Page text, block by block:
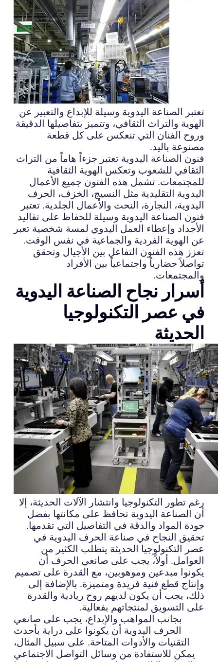
تعتبر الصناعة اليدوية وسيلة للإبداع والتعبير عن
الهوية والتراث الثقافي، وتتميز بتفاصيلها الدقيقة
وروح الفنان التي تنعكس على كل قطعة
مصنوعة باليد.
فنون الصناعة اليدوية تعتبر جزءاً هاماً من التراث
الثقافي للشعوب وتعكس الهوية الثقافية
للمجتمعات. تشمل هذه الفنون جميع الأعمال
اليدوية التقليدية مثل النسيج، الخزف، الحرف
اليدوية، النجارة، النحت والأعمال الجلدية. تعتبر
فنون الصناعة اليدوية وسيلة للحفاظ على تقاليد
الأجداد وإعطاء العمل اليدوي لمسة شخصية تعبر
عن الهوية الفردية والجماعية في نفس الوقت.
تعزز هذه الفنون التفاعل بين الأجيال وتحقق
تواصلاً حضارياً واجتماعياً بين الأفراد
والمجتمعات.
أسرار نجاح الصناعة اليدوية
في عصر التكنولوجيا
الحديثة
رغم تطور التكنولوجيا وانتشار الآلات الحديثة، إلا
أن الصناعة اليدوية تحافظ على مكانتها بفضل
جودة المواد والدقة في التفاصيل التي تقدمها.
تحقيق النجاح في صناعة الحرف اليدوية في
عصر التكنولوجيا الحديثة يتطلب الكثير من
العوامل. أولاً، يجب على صانعي الحرف أن
يكونوا مبدعين وموهوبين، مع القدرة على تصميم
وإنتاج قطع فنية فريدة ومتميزة. بالإضافة إلى
ذلك، يجب أن يكون لديهم روح ريادية والقدرة
على التسويق لمنتجاتهم بفعالية.
بجانب المواهب والإبداع، يجب على صانعي
الحرف اليدوية أن يكونوا على دراية بأحدث
التقنيات والأدوات المتاحة. على سبيل المثال،
يمكن للاستفادة من وسائل التواصل الاجتماعي